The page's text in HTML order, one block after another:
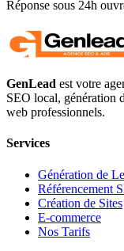
Réponse sous 24h
GenLead est votre
SEO local, génération
web professionnels.
Services
Génération de
Référencement
Création de Sites
E-commerce
Nos Tarifs